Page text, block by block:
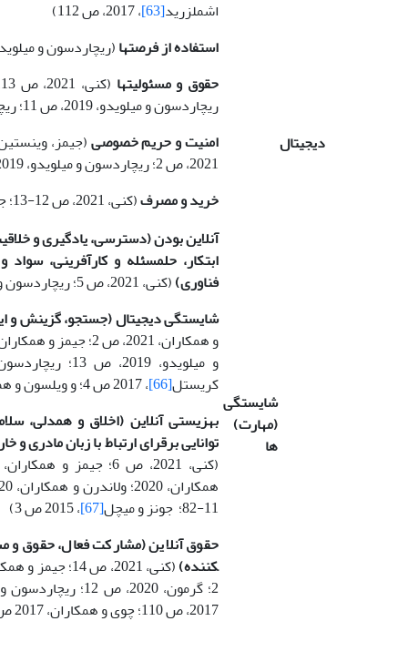
دیجیتال
اشملزرید[63]
، 2017، ص 112)
استفاده از فرصت­ها(ریچاردسون و میلویدو، 2019،
حقوق و مسئولیت­ها (کنی، 2021، ص 13؛ ماهادیر، بهاردین و ایبرهیم
ریچاردسون و میلویدو، 2019، ص 11؛ ریچاردسون و همکاران، 2017، ص 112)
امنیت و حریم خصوصی(جیمز،
2021، ص 2؛ ریچاردسون و میلویدو، 2019، ص 14)
خرید و مصرف(کنی، 2021، ص 12-13؛ جیمز و همکاران، 2021، ص 25)
شایستگی
(مهارت)
ها
آنلاین بودن (دسترسی، یادگیری و
ابتکار، حل­­مسئله و کارآفرینی،
فناوری)(کنی، 2021، ص 5؛ ریچاردسون و میلویدو، 2019، ص 13-46)
شایستگی دیجیتال (جستجو، گزینش و
کریستل[66]
، 2017 ص 4؛ و ویلسون و همکاران، 2011، ص 41)
بهزیستی آنلاین (اخلاق و همدلی،
توانایی برقرای ارتباط با زبان
11-82؛ جونز و میچل [67] ، 2015 ص 3)
کننده)
2017، ص 110؛ چوی و همکاران، 2017 ص 4)